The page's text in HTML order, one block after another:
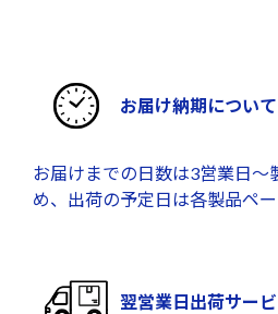
お届け納期について
お届けまでの日数は3営業日～
め、出荷の予定日は各製品ペー
翌営業日出荷サー